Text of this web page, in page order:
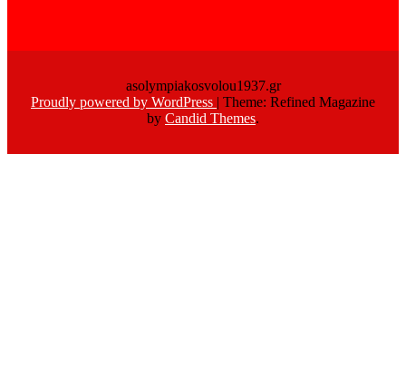
asolympiakosvolou1937.gr
Proudly powered by WordPress | Theme: Refined Magazine
by Candid Themes.